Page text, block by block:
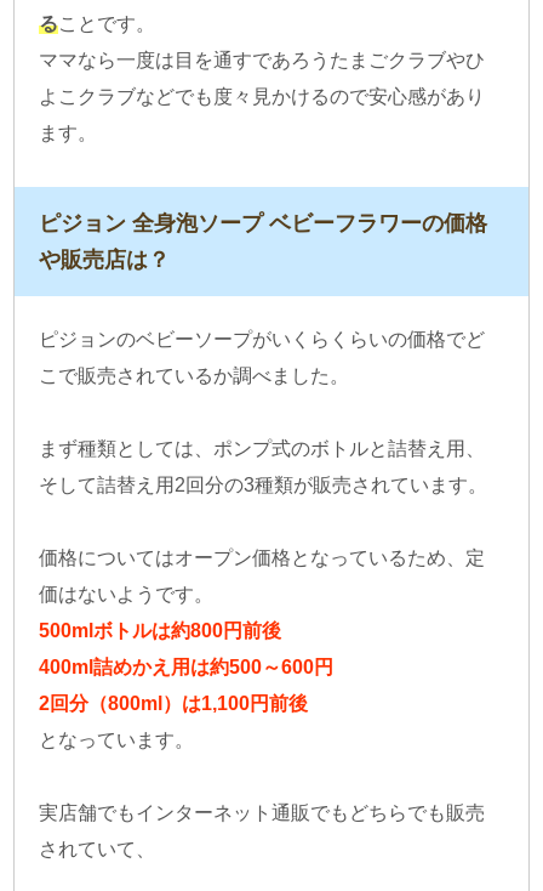
ることです。
ママなら一度は目を通すであろうたまごクラブやひ
よこクラブなどでも度々見かけるので安心感があり
ます。
ピジョン 全身泡ソープ ベビーフラワーの価格
や販売店は？
ピジョンのベビーソープがいくらくらいの価格でど
こで販売されているか調べました。
まず種類としては、ポンプ式のボトルと詰替え用、
そして詰替え用2回分の3種類が販売されています。
価格についてはオープン価格となっているため、定
価はないようです。
500mlボトルは約800円前後
400ml詰めかえ用は約500～600円
2回分（800ml）は1,100円前後
となっています。
実店舗でもインターネット通販でもどちらでも販売
されていて、